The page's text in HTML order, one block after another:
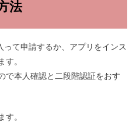
法
って申請するか、アプリをインス
す。
で本人確認と二段階認証をおす
す。